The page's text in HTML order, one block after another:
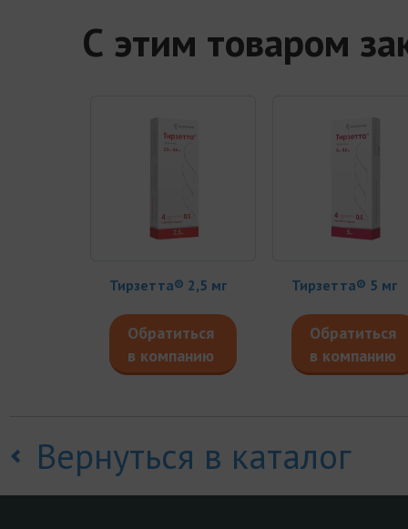
С этим товаром
Тирзетта® 2,5 мг
Обратиться
в компанию
Тирзетта® 5 мг
Обратиться
в компанию
Вернуться в каталог